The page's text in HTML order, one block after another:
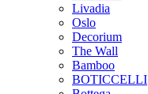
Livadia
Oslo
Decorium
The Wall
Bamboo
BOTICCELLI